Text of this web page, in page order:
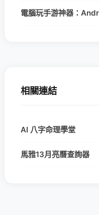
電腦玩手游神器：
相關連結
AI 八字命理學堂
馬雅13月亮曆查詢器